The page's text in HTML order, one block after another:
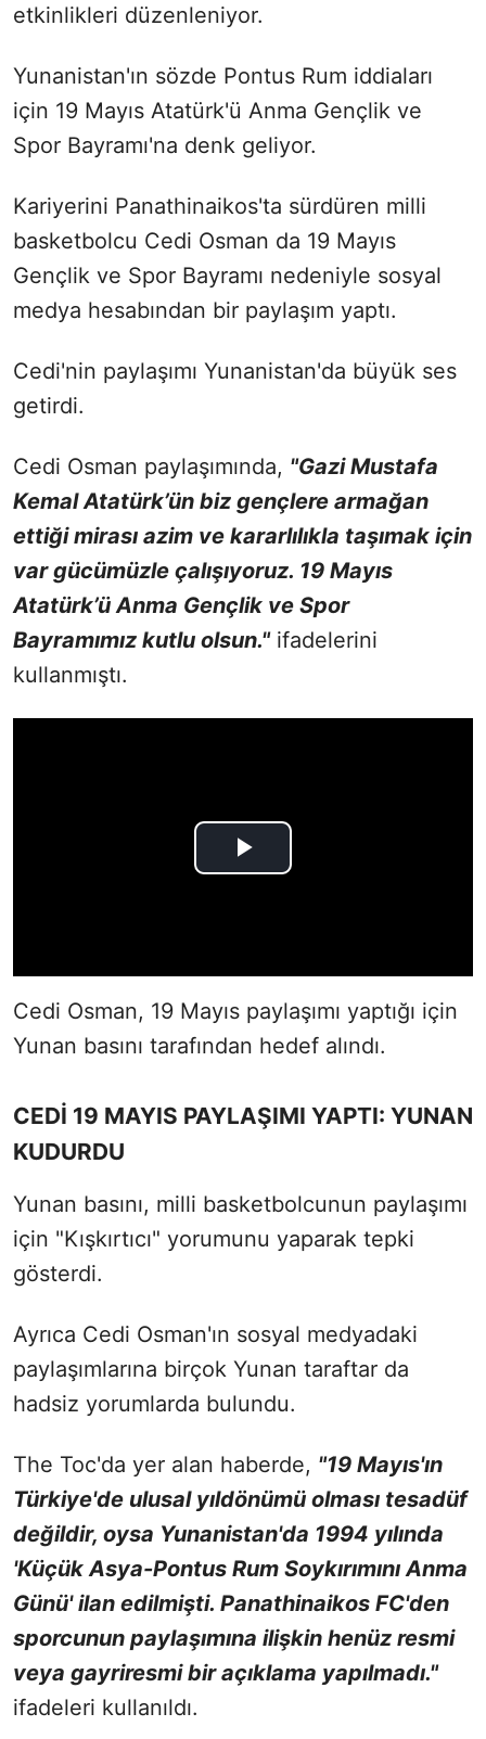
etkinlikleri düzenleniyor.
Yunanistan'ın sözde Pontus Rum iddiaları
için 19 Mayıs Atatürk'ü Anma Gençlik ve
Spor Bayramı'na denk geliyor.
Kariyerini Panathinaikos'ta sürdüren milli
basketbolcu Cedi Osman da 19 Mayıs
Gençlik ve Spor Bayramı nedeniyle sosyal
medya hesabından bir paylaşım yaptı.
Cedi'nin paylaşımı Yunanistan'da büyük ses
getirdi.
Cedi Osman paylaşımında, "Gazi Mustafa
Kemal Atatürk’ün biz gençlere armağan
ettiği mirası azim ve kararlılıkla taşımak için
var gücümüzle çalışıyoruz. 19 Mayıs
Atatürk’ü Anma Gençlik ve Spor
Bayramımız kutlu olsun."ifadelerini
kullanmıştı.
Cedi Osman, 19 Mayıs paylaşımı yaptığı için
Yunan basını tarafından hedef alındı.
CEDİ 19 MAYIS PAYLAŞIMI YAPTI: YUNAN
KUDURDU
Yunan basını, milli basketbolcunun paylaşımı
için "Kışkırtıcı" yorumunu yaparak tepki
gösterdi.
Ayrıca Cedi Osman'ın sosyal medyadaki
paylaşımlarına birçok Yunan taraftar da
hadsiz yorumlarda bulundu.
The Toc'da yer alan haberde, "19 Mayıs'ın
Türkiye'de ulusal yıldönümü olması tesadüf
değildir, oysa Yunanistan'da 1994 yılında
'Küçük Asya-Pontus Rum Soykırımını Anma
Günü' ilan edilmişti. Panathinaikos FC'den
sporcunun paylaşımına ilişkin henüz resmi
veya gayriresmi bir açıklama yapılmadı."
ifadeleri kullanıldı.